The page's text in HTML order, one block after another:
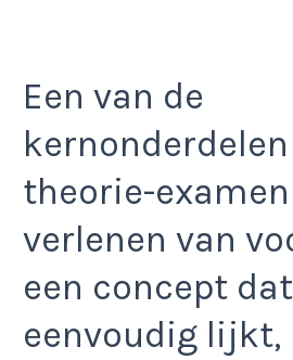
Een van de
theorie-
verlenen van
een concept dat
eenvoudig lijkt,